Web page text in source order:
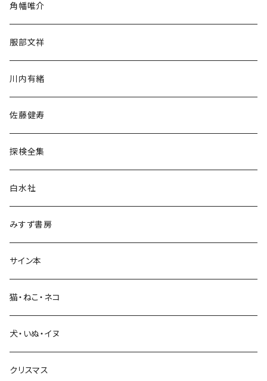
民族・風習
言語・ことば
生活・暮らし
芸術・絵画・写真
角幡唯介
服部文祥
川内有緒
佐藤健寿
探検全集
白水社
みすず書房
サイン本
猫・ねこ・ネコ
犬・いぬ・イヌ
クリスマス